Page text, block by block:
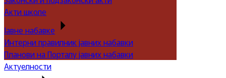
Акти школе
Јавне набавке
Интерни правилник јавних набавки
Планови на Порталу јавних набавки
Актуелности